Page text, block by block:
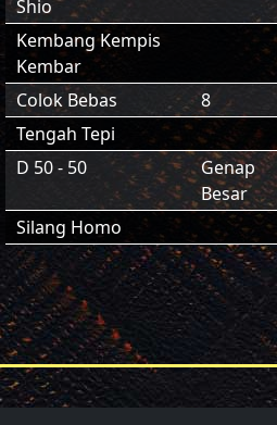
Shio
Kembang Kempis
Kembar
Colok Bebas 8
Tengah Tepi
D 50 - 50
Genap
Besar
Silang Homo